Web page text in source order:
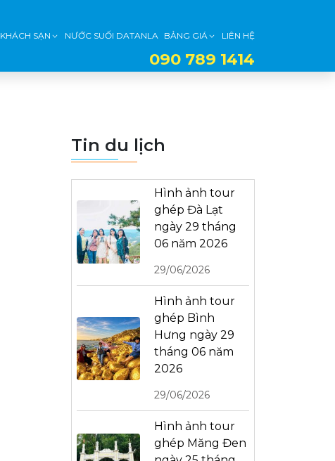
KHÁCH SẠN NƯỚC SUỐI DATANLA BẢNG GIÁ LIÊN HỆ
090 789 1414
Tin du lịch
Hình ảnh tour
ghép Đà Lạt
ngày 29 tháng
06 năm 2026
29/06/2026
Hình ảnh tour
ghép Bình
Hưng ngày 29
tháng 06 năm
2026
29/06/2026
Hình ảnh tour
ghép Măng Đen